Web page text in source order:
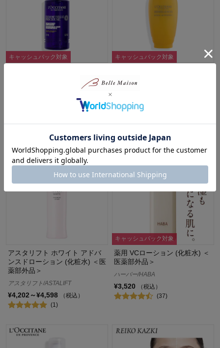
キャッシュバック対象
ッチフェイスウォーター (化粧
(2)
キャッシュバック対象
ィヴフェイスウォーター
¥6,600（税込）
アスタリフト ホワイト アドバ
ンスドローション (化粧水) ＜医
薬部外品＞
アスタリフト/ASTALIFT
¥4,202～¥4,598
（税込）
(1)
キャッシュバック対象
薬用 VCローション (化粧水) ＜
医薬部外品＞
ハーバー/HABA
¥3,520
（税込）
(37)